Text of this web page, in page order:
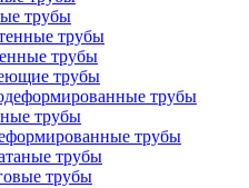
трубы
трубы
трубы
трубы
трубы
трубы
трубы
трубы
трубы